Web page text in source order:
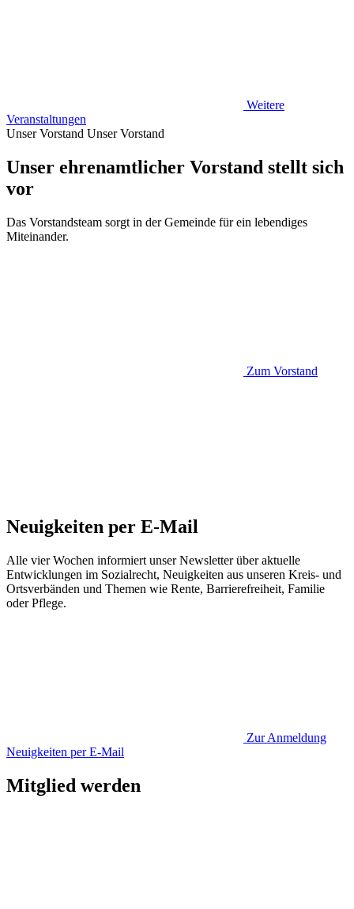
Weitere
Veranstaltungen
Unser Vorstand Unser Vorstand
Unser ehrenamtlicher Vorstand stellt sich
vor
Das Vorstandsteam sorgt in der Gemeinde für ein lebendiges
Miteinander.
Zum Vorstand
Neuigkeiten per E-Mail
Alle vier Wochen informiert unser Newsletter über aktuelle
Entwicklungen im Sozialrecht, Neuigkeiten aus unseren Kreis- und
Ortsverbänden und Themen wie Rente, Barrierefreiheit, Familie
oder Pflege.
Zur Anmeldung
Neuigkeiten per E-Mail
Mitglied werden